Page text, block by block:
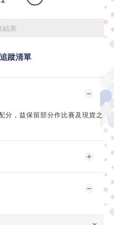
結束
蹤清單
分，益保留部分作比賽及現貨之